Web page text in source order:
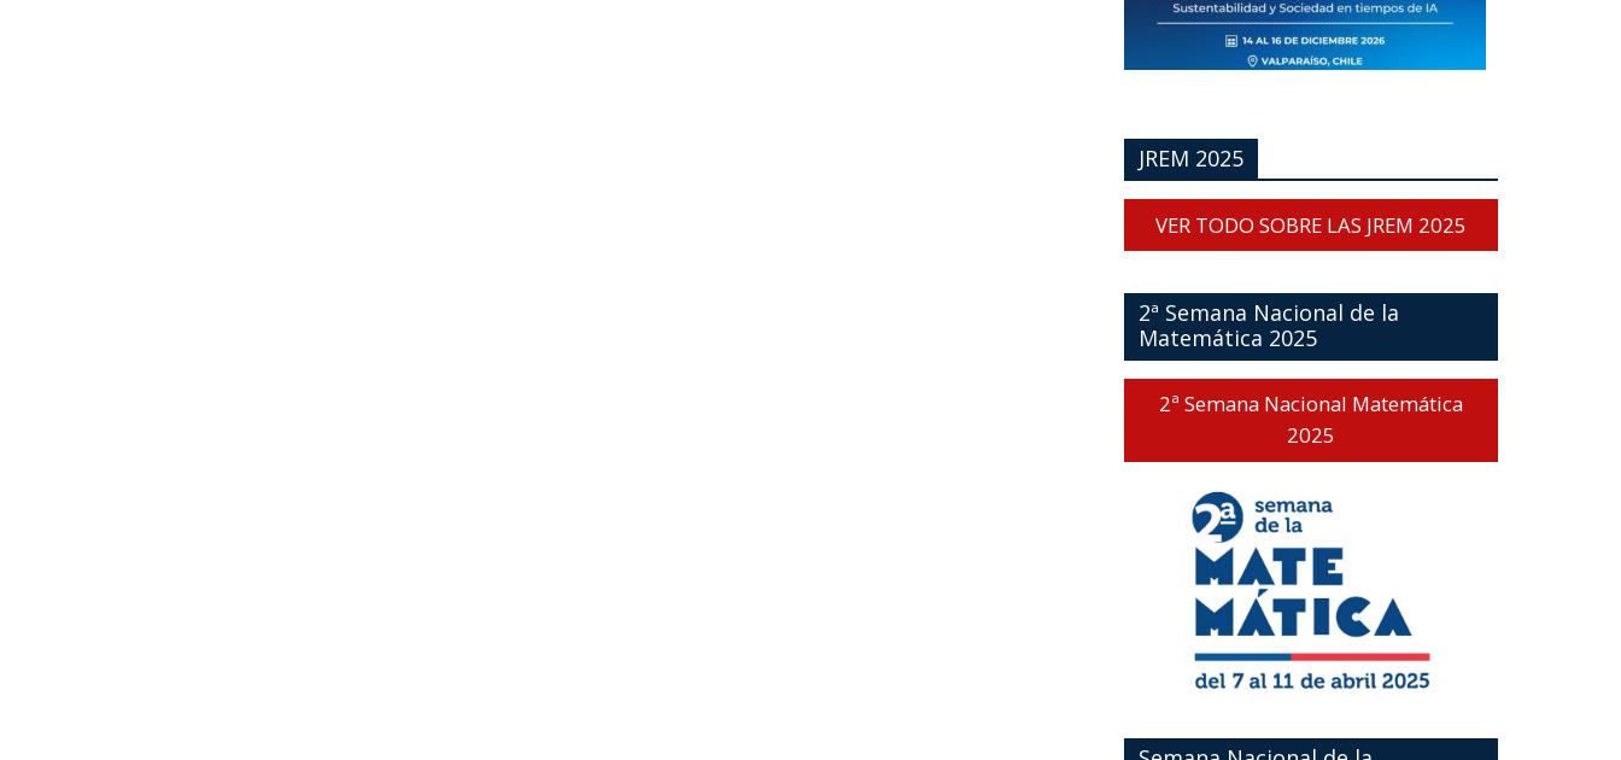
JREM 2025
VER TODO SOBRE LAS JREM 2025
2ª Semana Nacional de la
Matemática 2025
2ª Semana Nacional Matemática
2025